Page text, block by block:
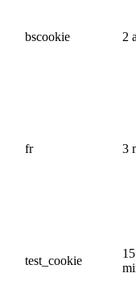
bscookie 2
fr 3
test_cookie
15